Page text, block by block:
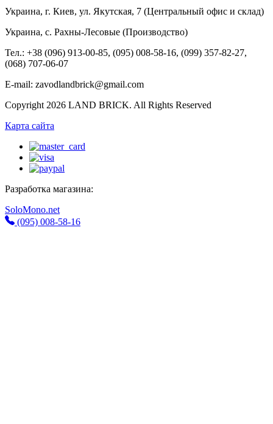
Украина, г. Киев, ул. Якутская, 7 (Центральный офис и склад)
Украина, с. Рахны-Лесовые (Производство)
Тел.: +38 (096) 913-00-85, (095) 008-58-16, (099) 357-82-27,
(068) 707-06-07
E-mail: zavodlandbrick@gmail.com
Copyright 2026 LAND BRICK. All Rights Reserved
Карта сайта
Разработка магазина:
SoloMono.net
(095) 008-58-16